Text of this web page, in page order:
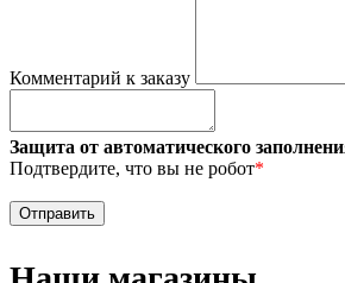
Комментарий к заказу
Защита от автоматического
Подтвердите, что вы не робот*